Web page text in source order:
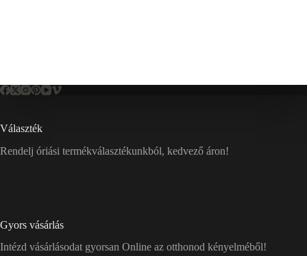
Választék
Rendelj óriási termékválasztékunkból, kedvező áron!
Gyors vásárlás
Intézd vásárlásodat gyorsan Online az otthonod kényelméből!